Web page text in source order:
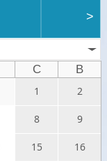
>
С
В
1
2
8 9
15 16